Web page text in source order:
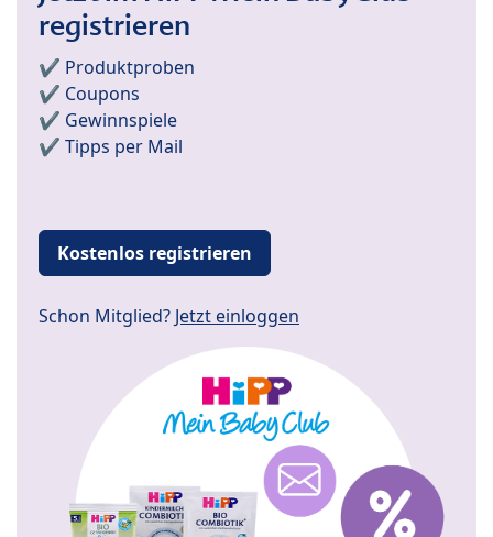
registrieren
✔️ Produktproben
✔️ Coupons
✔️ Gewinnspiele
✔️ Tipps per Mail
Kostenlos registrieren
Schon Mitglied? Jetzt einloggen